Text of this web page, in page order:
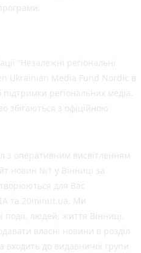
“Незалежні регіональні
Ukrainian Media Fund Nordic в
регіональних медіа.
збігаються з офіційною
оперативним висвітленням
новин №1 у Вінниці за
для Вас
та 20minut.ua. Ми
події, людей, життя Вінниці.
власні новини в розділ
входить до видавничої групи